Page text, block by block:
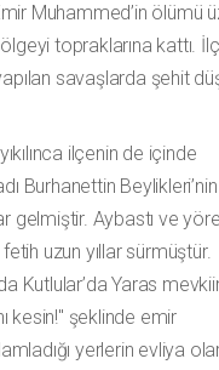
Muhammed’in
topraklarına kattı.
savaşlarda şehit
ilçenin de içinde
Burhanettin Beylikleri’nin
gelmiştir. Aybastı ve
uzun yıllar sürmüştür.
Kutlular’da Yaras
kesin!" şeklinde emir
yerlerin evliya